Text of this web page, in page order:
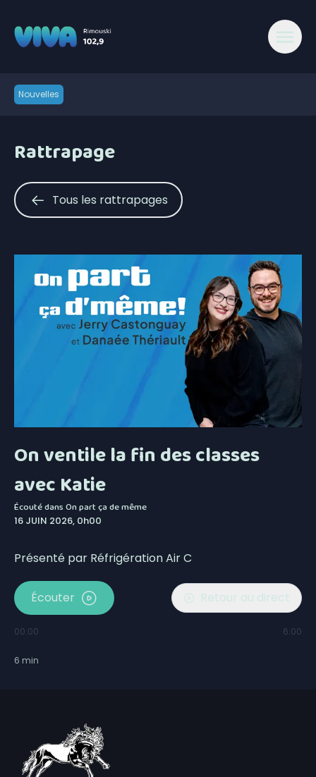
Nouvelles
Rattrapage
Tous les rattrapages
On ventile la fin des classes
avec Katie
Écouté dansOn part ça de même
16 JUIN 2026, 0h00
Présenté par Réfrigération Air C
Écouter Retour au direct
00:00 6:00
6 min